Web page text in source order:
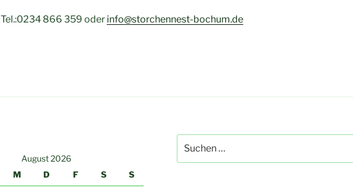
Tel.:0234 866 359 oder info@storchennest-bochum.de
August 2026
M D F S S
nach: